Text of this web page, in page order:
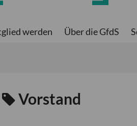
werden Über die GfdS
Vorstand